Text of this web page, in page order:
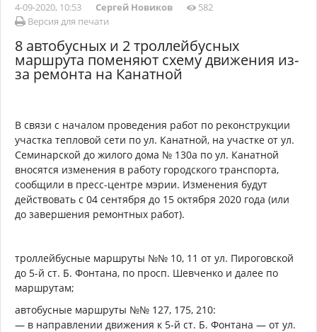
4-09-2020, 10:53 Сергей Новиков
582
Версия для печати
8 автобусных и 2 троллейбусных
маршрута поменяют схему движения из-
за ремонта на Канатной
В связи с началом проведения работ по реконструкции
участка тепловой сети по ул. Канатной, на участке от ул.
Семинарской до жилого дома № 130а по ул. Канатной
вносятся изменения в работу городского транспорта,
сообщили в пресс-центре мэрии. Изменения будут
действовать с 04 сентября до 15 октября 2020 года (или
до завершения ремонтных работ).
троллейбусные маршруты №№ 10, 11 от ул. Пироговской
до 5-й ст. Б. Фонтана, по просп. Шевченко и далее по
маршрутам;
автобусные маршруты №№ 127, 175, 210:
— в направлении движения к 5-й ст. Б. Фонтана — от ул.